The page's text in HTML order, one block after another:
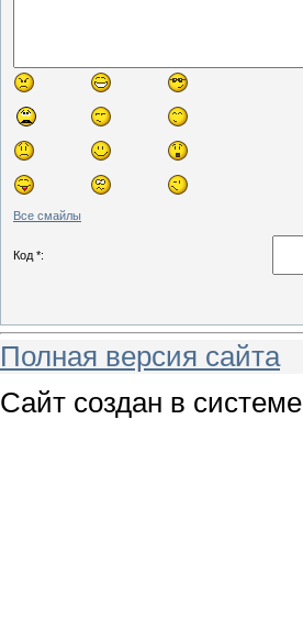
Все смайлы
Код *:
Полная версия сайта
Сайт создан в системе